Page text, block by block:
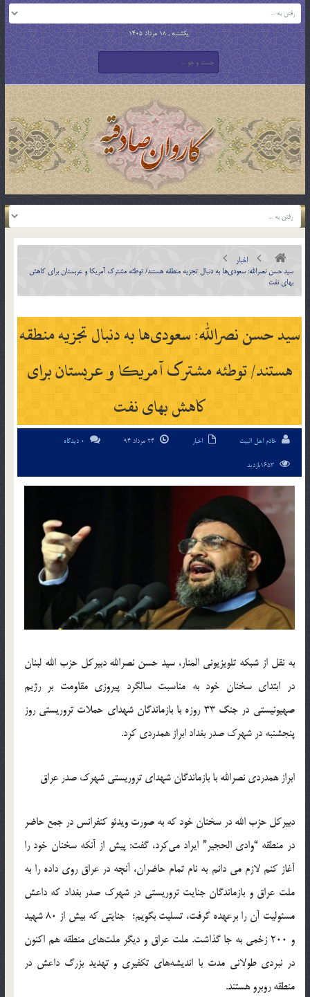
یکشنبه , 18 مرداد 1405
اخبار
سید حسن نصرالله: سعودی‌ها به دنبال تجزیه منطقه هستند/ توطئه مشترک آمریکا و عربستان برای کاهش
بهای نفت
سید حسن نصرالله: سعودی‌ها به دنبال تجزیه منطقه
هستند/ توطئه مشترک آمریکا و عربستان برای
کاهش بهای نفت
خادم اهل البیت اخبار 0 دیدگاه
به نقل از شبکه ‌تلویزیونی المنار، سید حسن نصرالله دبیرکل حزب الله لبنان
در ابتدای سخنان خود به مناسبت سالگرد پیروزی مقاومت بر رژیم
صهیونیستی در جنگ 33 روزه با بازماندگان شهدای حملات تروریستی روز
پنجشنبه در شهرک صدر بغداد ابراز همدردی کرد.
ابراز همدردی نصرالله با بازماندگان شهدای تروریستی شهرک صدر عراق
دبیرکل حزب الله در سخنان خود که به صورت ویدئو کنفرانس در جمع حاضر
در منطقه “وادی الحجیر” ایراد می‌کرد، گفت: پیش از آنکه سخنان خود را
آغاز کنم لازم می دانم به نام تمام حاضران، آنچه در عراق روی داده را به
ملت عراق و بازماندگان جنایت تروریستی در شهرک صدر بغداد که داعش
مسئولیت آن را برعهده گرفت، تسلیت بگویم؛ جنایتی که بیش از 80 شهید
و 200 زخمی به جا گذاشت‬. ملت عراق و دیگر ملت‌های منطقه هم اکنون
در نبردی طولانی مدت با اندیشه‌های تکفیری و تهدید بزرگ داعش در
منطقه روبرو هستند.‬